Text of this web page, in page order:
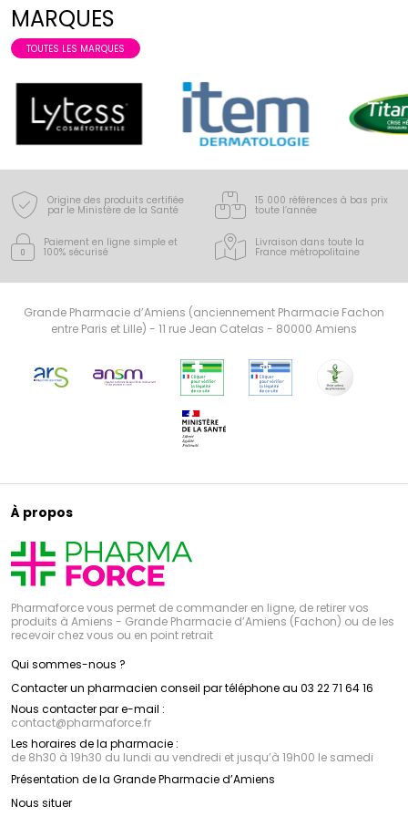
MARQUES
TOUTES LES MARQUES
Origine des produits certifiée
par le Ministère de la Santé
15 000 références à bas prix
toute l’année
Paiement en ligne simple et
100% sécurisé
Livraison dans toute la
France métropolitaine
Grande Pharmacie d’Amiens (anciennement Pharmacie Fachon
entre Paris et Lille) - 11 rue Jean Catelas - 80000 Amiens
À propos
Pharmaforce vous permet de commander en ligne, de retirer vos
produits à Amiens - Grande Pharmacie d’Amiens (Fachon) ou de les
recevoir chez vous ou en point retrait
Qui sommes-nous ?
Contacter un pharmacien conseil par téléphone au 03 22 71 64 16
Nous contacter par e-mail :
contact@pharmaforce.fr
Les horaires de la pharmacie :
de 8h30 à 19h30 du lundi au vendredi et jusqu’à 19h00 le samedi
Présentation de la Grande Pharmacie d’Amiens
Nous situer